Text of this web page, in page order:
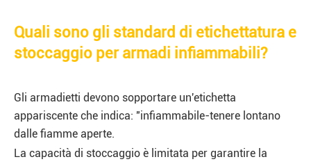
Quali sono gli standard di etichettatura e
stoccaggio per armadi infiammabili?
Gli armadietti devono sopportare un'etichetta
appariscente che indica: "infiammabile-tenere lontano
dalle fiamme aperte.
La capacità di stoccaggio è limitata per garantire la